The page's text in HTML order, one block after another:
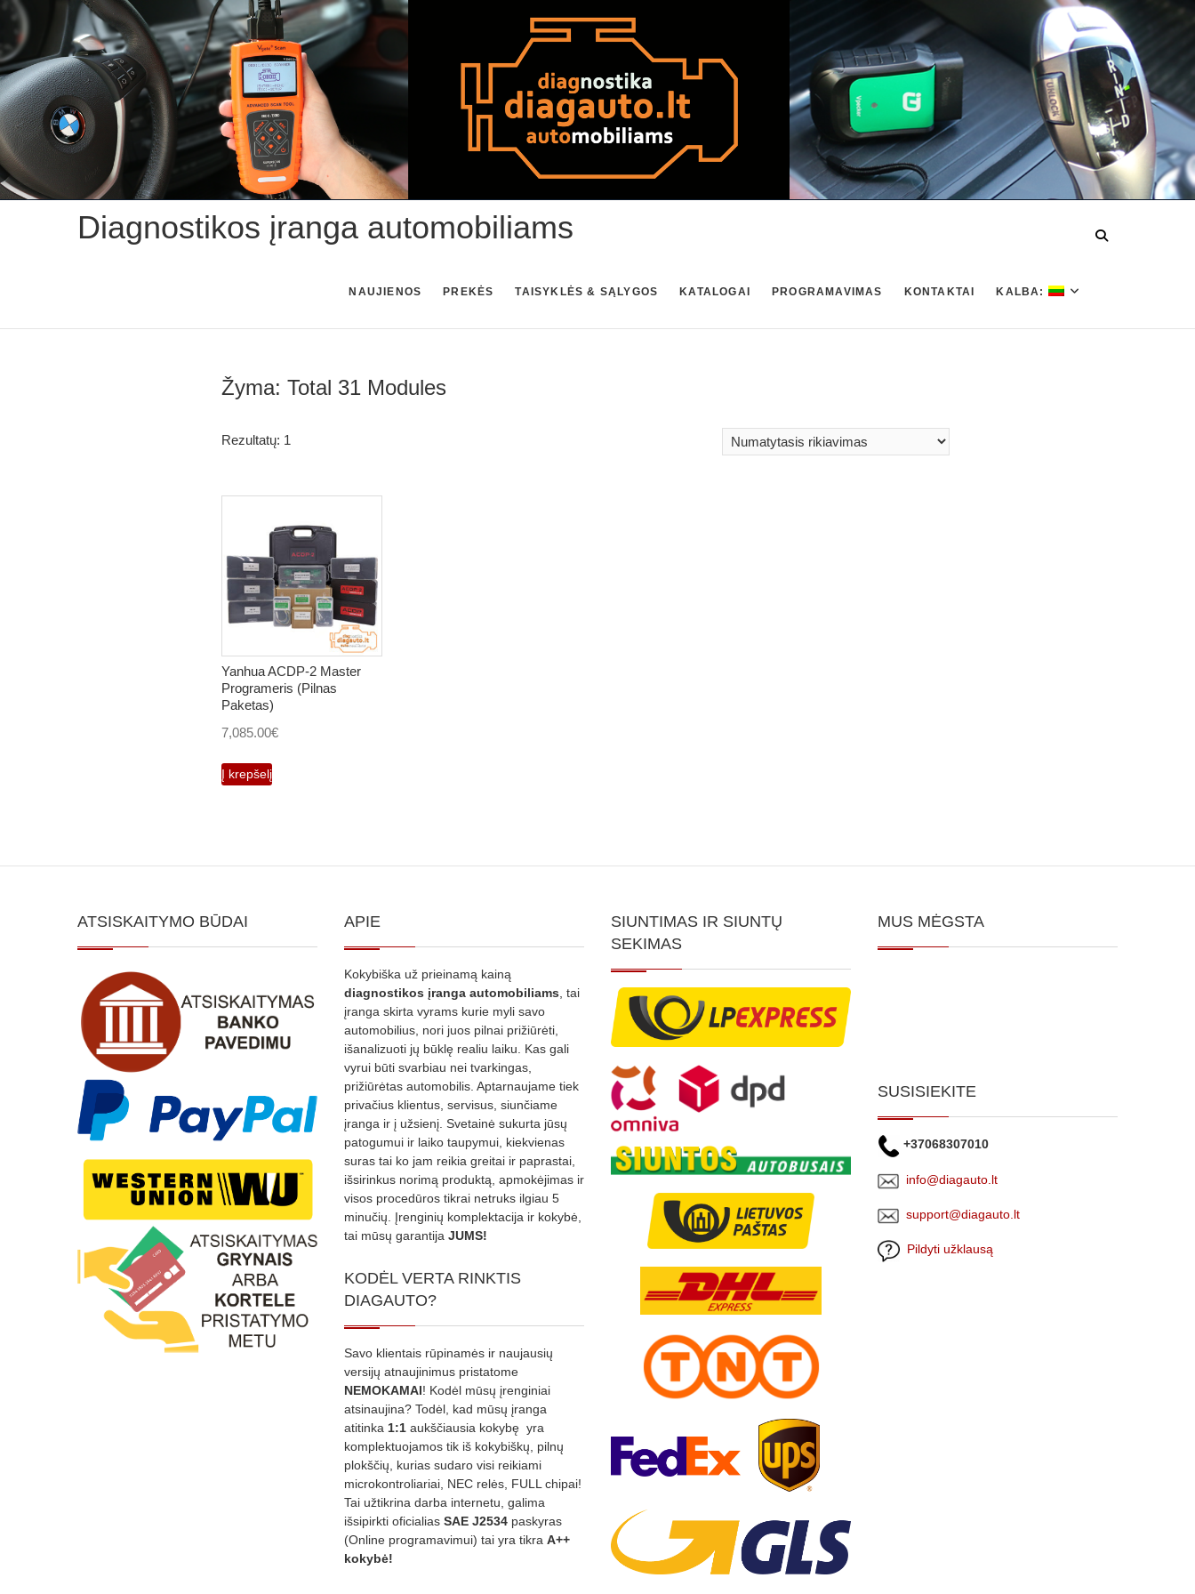
Skip
content
Diagnostikos įranga automobiliams
NAUJIENOS PREKĖS TAISYKLĖS & SĄLYGOS KATALOGAI PROGRAMAVIMAS KONTAKTAI KALBA:
Žyma: Total 31 Modules
Rezultatų: 1
Yanhua ACDP-2 Master
Programeris (Pilnas
Paketas)
7,085.00€
Į krepšelį
ATSISKAITYMO BŪDAI APIE
Kokybiška už prieinamą kainą
diagnostikos įranga automobiliams , tai
įranga skirta vyrams kurie myli savo
automobilius, nori juos pilnai prižiūrėti,
išanalizuoti jų būklę realiu laiku. Kas gali
vyrui būti svarbiau nei tvarkingas,
prižiūrėtas automobilis. Aptarnaujame tiek
privačius klientus, servisus, siunčiame
įranga ir į užsienį. Svetainė sukurta jūsų
patogumui ir laiko taupymui, kiekvienas
suras tai ko jam reikia greitai ir paprastai,
išsirinkus norimą produktą, apmokėjimas ir
visos procedūros tikrai netruks ilgiau 5
minučių. Įrenginių komplektacija ir kokybė,
tai mūsų garantija JUMS!
KODĖL VERTA RINKTIS
DIAGAUTO?
Savo klientais rūpinamės ir naujausių
versijų atnaujinimus pristatome
NEMOKAMAI! Kodėl mūsų įrenginiai
atsinaujina? Todėl, kad mūsų įranga
atitinka 1:1 aukščiausia kokybę yra
komplektuojamos tik iš kokybiškų, pilnų
plokščių, kurias sudaro visi reikiami
microkontroliariai, NEC relės, FULL chipai!
Tai užtikrina darba internetu, galima
išsipirkti oficialias SAE J2534 paskyras
(Online programavimui) tai yra tikra A++
kokybė!
SIUNTIMAS IR SIUNTŲ
SEKIMAS
MUS MĖGSTA
SUSISIEKITE
+37068307010
info@diagauto.lt
support@diagauto.lt
Pildyti užklausą